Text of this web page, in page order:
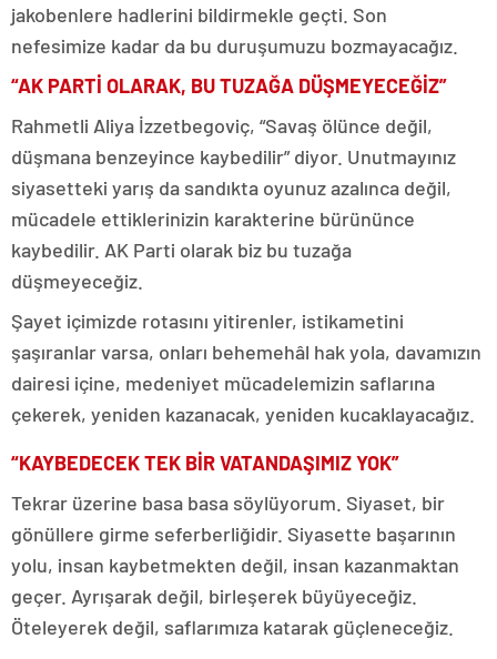
jakobenlere hadlerini bildirmekle geçti. Son
nefesimize kadar da bu duruşumuzu bozmayacağız.
“AK PARTİ OLARAK, BU TUZAĞA DÜŞMEYECEĞİZ”
Rahmetli Aliya İzzetbegoviç, “Savaş ölünce değil,
düşmana benzeyince kaybedilir” diyor. Unutmayınız
siyasetteki yarış da sandıkta oyunuz azalınca değil,
mücadele ettiklerinizin karakterine bürününce
kaybedilir. AK Parti olarak biz bu tuzağa
düşmeyeceğiz.
Şayet içimizde rotasını yitirenler, istikametini
şaşıranlar varsa, onları behemehâl hak yola, davamızın
dairesi içine, medeniyet mücadelemizin saflarına
çekerek, yeniden kazanacak, yeniden kucaklayacağız.
“KAYBEDECEK TEK BİR VATANDAŞIMIZ YOK”
Tekrar üzerine basa basa söylüyorum. Siyaset, bir
gönüllere girme seferberliğidir. Siyasette başarının
yolu, insan kaybetmekten değil, insan kazanmaktan
geçer. Ayrışarak değil, birleşerek büyüyeceğiz.
Öteleyerek değil, saflarımıza katarak güçleneceğiz.